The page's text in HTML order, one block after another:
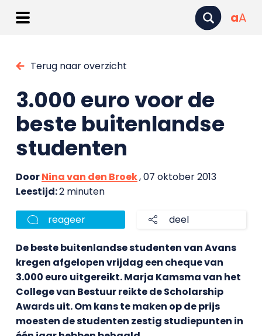
aA
Terug naar overzicht
3.000 euro voor de
beste buitenlandse
studenten
DoorNina van den Broek, 07 oktober 2013
Leestijd:2 minuten
reageer deel
De beste buitenlandse studenten van Avans
kregen afgelopen vrijdag een cheque van
3.000 euro uitgereikt. Marja Kamsma van het
College van Bestuur reikte de Scholarship
Awards uit. Om kans te maken op de prijs
moesten de studenten zestig studiepunten in